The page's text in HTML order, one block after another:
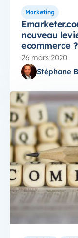
Marketing
nouveau
ecommerce ?
26 mars 2020
Stéphane